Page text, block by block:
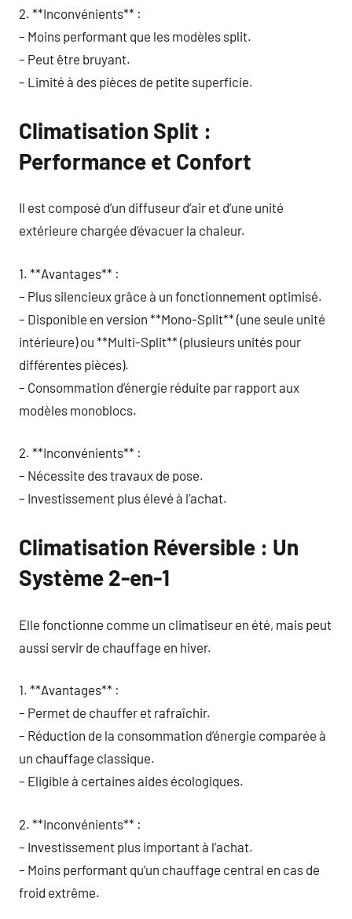
2. **Inconvénients** :
– Moins performant que les modèles split.
– Peut être bruyant.
– Limité à des pièces de petite superficie.
Climatisation Split :
Performance et Confort
Il est composé d’un diffuseur d’air et d’une unité
extérieure chargée d’évacuer la chaleur.
1. **Avantages** :
– Plus silencieux grâce à un fonctionnement optimisé.
– Disponible en version **Mono-Split** (une seule unité
intérieure) ou **Multi-Split** (plusieurs unités pour
différentes pièces).
– Consommation d’énergie réduite par rapport aux
modèles monoblocs.
2. **Inconvénients** :
– Nécessite des travaux de pose.
– Investissement plus élevé à l’achat.
Climatisation Réversible : Un
Système 2-en-1
Elle fonctionne comme un climatiseur en été, mais peut
aussi servir de chauffage en hiver.
1. **Avantages** :
– Permet de chauffer et rafraîchir.
– Réduction de la consommation d’énergie comparée à
un chauffage classique.
– Eligible à certaines aides écologiques.
2. **Inconvénients** :
– Investissement plus important à l’achat.
– Moins performant qu’un chauffage central en cas de
froid extrême.